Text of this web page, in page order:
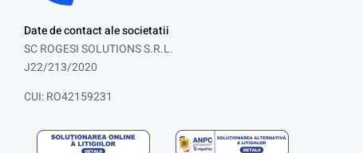
Date de contact ale societatii
SC ROGESI SOLUTIONS S.R.L.
J22/213/2020
CUI: RO42159231